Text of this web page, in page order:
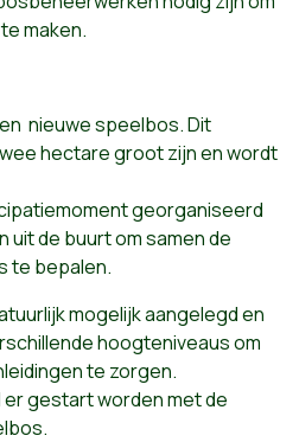
maken.
nieuwe speelbos. Dit
hectare groot zijn en wordt
georganiseerd
uit de buurt om samen de
te bepalen.
mogelijk aangelegd en
hoogteniveaus om
te zorgen.
er gestart worden met de